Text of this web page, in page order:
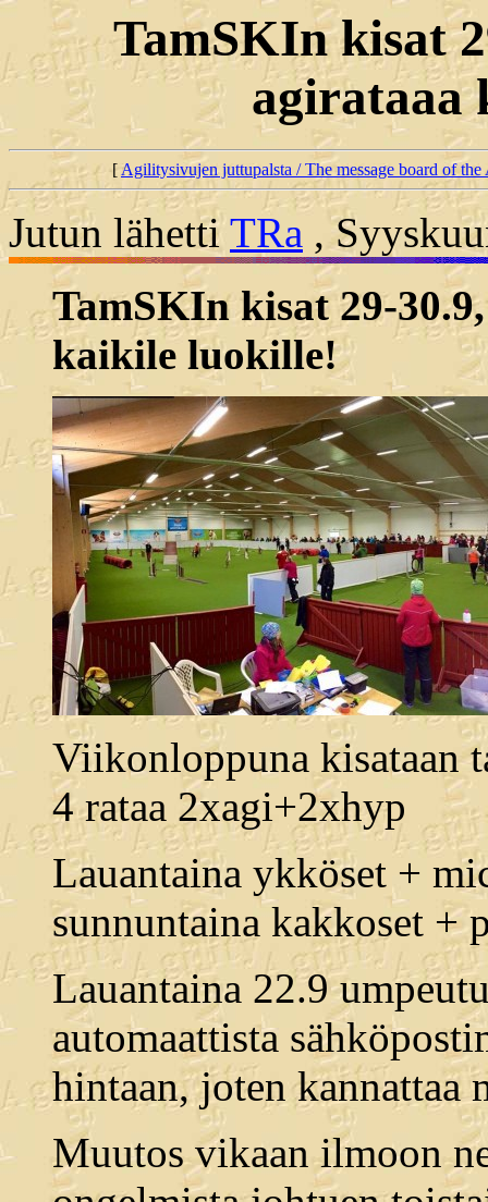
TamSKIn kisat
agirataaa
[Agilitysivujen juttupalsta / The message board of
Jutun lähetti TRa ,
TamSKIn kisat 29-
kaikile luokille!
Viikonloppuna kisataan
4 rataa 2xagi+2xhyp
Lauantaina ykköset +
sunnuntaina kakkoset +
Lauantaina 22.9
automaattista
hintaan, joten kannattaa
Muutos vikaan ilmoon